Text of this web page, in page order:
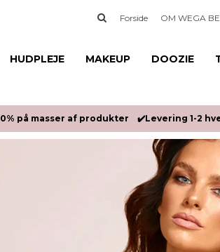
Forside OM WEGA
HUDPLEJE MAKEUP DOOZIE
på masser af produkter ✔️Levering 1-2